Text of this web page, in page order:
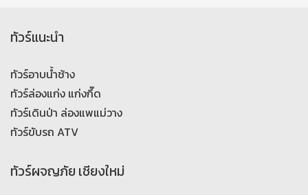
ทัวร์แนะนำ
ทัวร์อาบน้ำช้าง
ทัวร์ล่องแก่ง แก่งกึ๊ด
ทัวร์เดินป่า ล่องแพแม่วาง
ทัวร์ขับรถ ATV
ทัวร์ผจญภัย เชียงใหม่